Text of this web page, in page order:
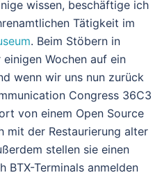
wissen, beschäftige ich
Tätigkeit im
. Beim Stöbern in
Wochen auf ein
wenn wir uns nun zurück
Congress 36C3
von einem Open Source
mit der Restaurierung alter
stellen sie einen
BTX-Terminals anmelden